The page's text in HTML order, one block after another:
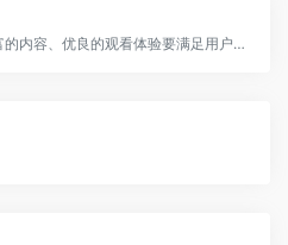
观影第一站致力于以丰富的内容、优良的观看体验要满足用户在线观看视频的需求,本站提供又新又热的电影、电视剧、动漫、综艺、游戏、娱乐视频在线观看。